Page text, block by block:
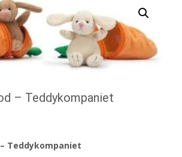
– Teddykompaniet
Teddykompaniet